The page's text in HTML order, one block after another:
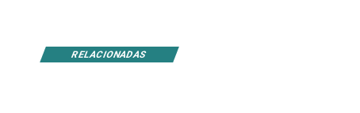
RELACIONADAS